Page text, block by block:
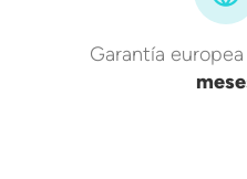
Garantía